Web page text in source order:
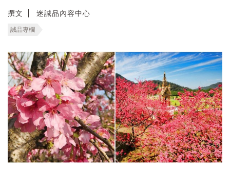
撰文 迷誠品內容中心
誠品專欄